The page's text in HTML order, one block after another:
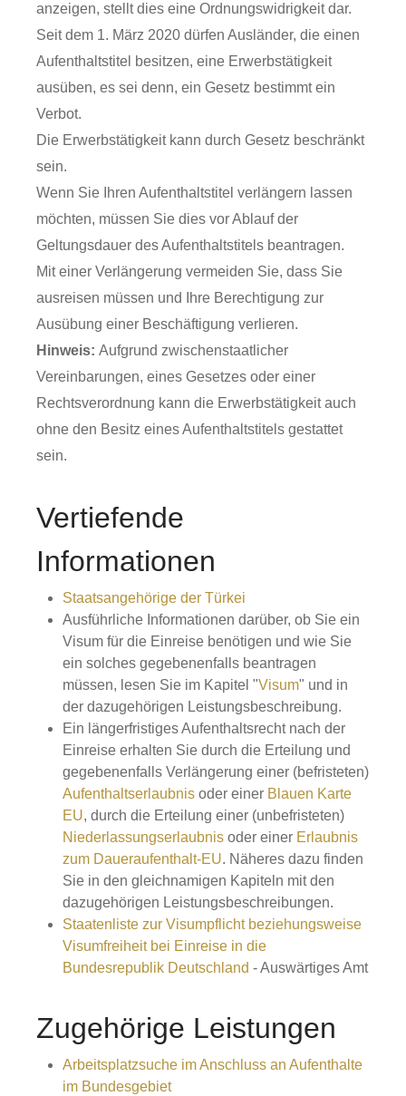
anzeigen, stellt dies eine Ordnungswidrigkeit dar.
Seit dem 1. März 2020 dürfen Ausländer, die einen
Aufenthaltstitel besitzen, eine Erwerbstätigkeit
ausüben, es sei denn, ein Gesetz bestimmt ein
Verbot.
Die Erwerbstätigkeit kann durch Gesetz beschränkt
sein.
Wenn Sie Ihren Aufenthaltstitel verlängern lassen
möchten, müssen Sie dies vor Ablauf der
Geltungsdauer des Aufenthaltstitels beantragen.
Mit einer Verlängerung vermeiden Sie, dass Sie
ausreisen müssen und Ihre Berechtigung zur
Ausübung einer Beschäftigung verlieren.
Hinweis: Aufgrund zwischenstaatlicher
Vereinbarungen, eines Gesetzes oder einer
Rechtsverordnung kann die Erwerbstätigkeit auch
ohne den Besitz eines Aufenthaltstitels gestattet
sein.
Vertiefende
Informationen
Staatsangehörige der Türkei
Ausführliche Informationen darüber, ob Sie ein
Visum für die Einreise benötigen und wie Sie
ein solches gegebenenfalls beantragen
müssen, lesen Sie im Kapitel "Visum" und in
der dazugehörigen Leistungsbeschreibung.
Ein längerfristiges Aufenthaltsrecht nach der
Einreise erhalten Sie durch die Erteilung und
gegebenenfalls Verlängerung einer (befristeten)
Aufenthaltserlaubnisoder einer Blauen Karte
EU, durch die Erteilung einer (unbefristeten)
Niederlassungserlaubnisoder einer Erlaubnis
zum Daueraufenthalt-EU. Näheres dazu finden
Sie in den gleichnamigen Kapiteln mit den
dazugehörigen Leistungsbeschreibungen.
Staatenliste zur Visumpflicht beziehungsweise
Visumfreiheit bei Einreise in die
Bundesrepublik Deutschland - Auswärtiges Amt
Zugehörige Leistungen
Arbeitsplatzsuche im Anschluss an Aufenthalte
im Bundesgebiet